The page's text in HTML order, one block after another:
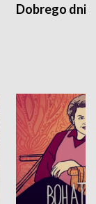
Dobrego dnia